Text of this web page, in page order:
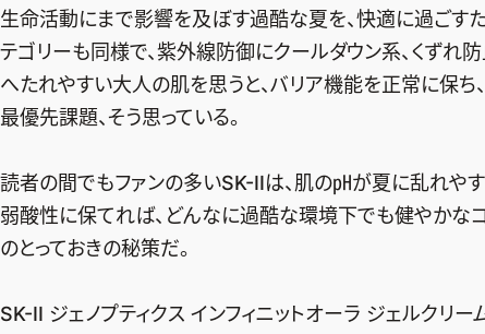
生命活動にまで影響を及ぼす過酷な夏を、快適に過ごす
テゴリーも同様で、紫外線防御にクールダウン系、くずれ
へたれやすい大人の肌を思うと、バリア機能を正常に保
最優先課題、そう思っている。
読者の間でもファンの多いSK-IIは、肌の㏗が夏に乱れや
弱酸性に保てれば、どんなに過酷な環境下でも健やかな
のとっておきの秘策だ。
SK-II ジェノプティクス インフィニットオーラ ジェルクリ